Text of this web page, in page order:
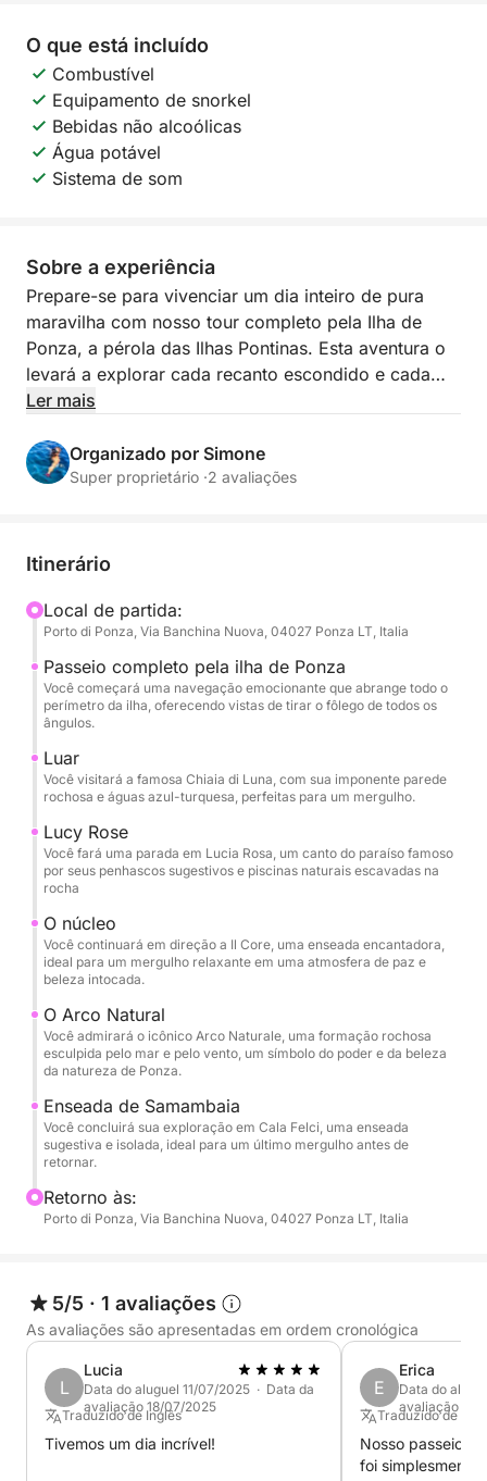
O que está incluído
Combustível
Equipamento de snorkel
Bebidas não alcoólicas
Água potável
Sistema de som
Sobre a experiência
Prepare-se para vivenciar um dia inteiro de pura
maravilha com nosso tour completo pela Ilha de
Ponza, a pérola das Ilhas Pontinas. Esta aventura o
levará a explorar cada recanto escondido e cada
enseada icônica, proporcionando uma imersão total
que tornam Ponza única. Imagine navegar por um
litoral recortado e ensolarado, onde a natureza
esmeraldas. Este tour foi projetado para aqueles
magnificência, com inúmeras oportunidades para
mergulhar, praticar snorkel e relaxar em enseadas
acessíveis apenas por mar. Cada parada será uma
oportunidade para admirar a beleza intocada de
Ponza, desde seus arcos naturais até as praias mais
diversão. Uma tripulação especializada o guiará
nesta jornada, pronta para compartilhar histórias e
experiência inesquecível e sem preocupações.
Ler mais
Organizado por Simone
Super proprietário ·2 avaliações
Itinerário
Local de partida:
Porto di Ponza, Via Banchina Nuova, 04027 Ponza LT, Italia
Passeio completo pela ilha de Ponza
Você começará uma navegação emocionante que abrange todo o
perímetro da ilha, oferecendo vistas de tirar o fôlego de todos os
ângulos.
Luar
Você visitará a famosa Chiaia di Luna, com sua imponente parede
rochosa e águas azul-turquesa, perfeitas para um mergulho.
Lucy Rose
Você fará uma parada em Lucia Rosa, um canto do paraíso famoso
por seus penhascos sugestivos e piscinas naturais escavadas na
rocha
O núcleo
Você continuará em direção a Il Core, uma enseada encantadora,
ideal para um mergulho relaxante em uma atmosfera de paz e
beleza intocada.
O Arco Natural
Você admirará o icônico Arco Naturale, uma formação rochosa
esculpida pelo mar e pelo vento, um símbolo do poder e da beleza
da natureza de Ponza.
Enseada de Samambaia
Você concluirá sua exploração em Cala Felci, uma enseada
sugestiva e isolada, ideal para um último mergulho antes de
retornar.
Retorno às:
Porto di Ponza, Via Banchina Nuova, 04027 Ponza LT, Italia
5/5 · 1 avaliações
As avaliações são apresentadas em ordem cronológica
L
Lucia
Data do aluguel 11/07/2025 · Data da
avaliação 18/07/2025
Traduzido de Inglês
Tivemos um dia incrível!
E
Erica
Data do
avaliação 21/
Traduzido de
Nosso passeio
foi simplesmente